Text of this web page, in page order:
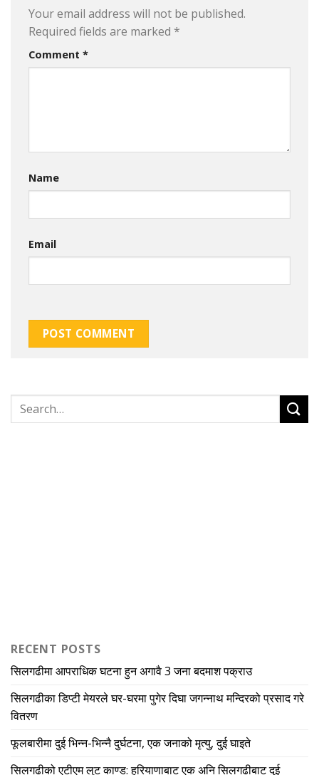
Your email address will not be published.
Required fields are marked *
Comment *
Name
Email
RECENT POSTS
सिलगढीमा आपराधिक घटना हुन अगावै 3 जना बदमाश पक्राउ
सिलगढीका डिप्टी मेयरले घर-घरमा पुगेर दिघा जगन्नाथ मन्दिरको प्रसाद गरे
वितरण
फूलबारीमा दुई भिन्न-भिन्नै दुर्घटना, एक जनाको मृत्यु, दुई घाइते
सिलगढीको एटीएम लुट काण्ड: हरियाणाबाट एक अनि सिलगढीबाट दुई